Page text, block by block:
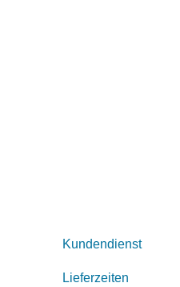
Kundendienst
Lieferzeiten